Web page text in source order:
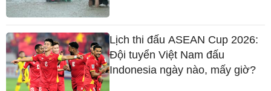
Lịch thi đấu ASEAN Cup 2026:
Đội tuyển Việt Nam đấu
Indonesia ngày nào, mấy giờ?